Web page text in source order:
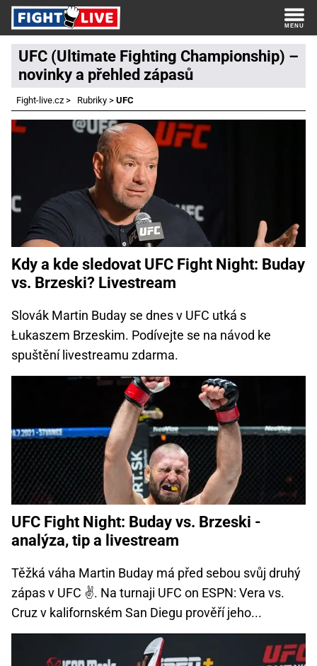
UFC (Ultimate Fighting Championship) –
novinky a přehled zápasů
Fight-live.cz > Rubriky > UFC
Kdy a kde sledovat UFC Fight Night: Buday
vs. Brzeski? Livestream
Slovák Martin Buday se dnes v UFC utká s
Łukaszem Brzeskim. Podívejte se na návod ke
spuštění livestreamu zdarma.
UFC Fight Night: Buday vs. Brzeski -
analýza, tip a livestream
Těžká váha Martin Buday má před sebou svůj druhý
zápas v UFC ✌. Na turnaji UFC on ESPN: Vera vs.
Cruz v kalifornském San Diegu prověří jeho...